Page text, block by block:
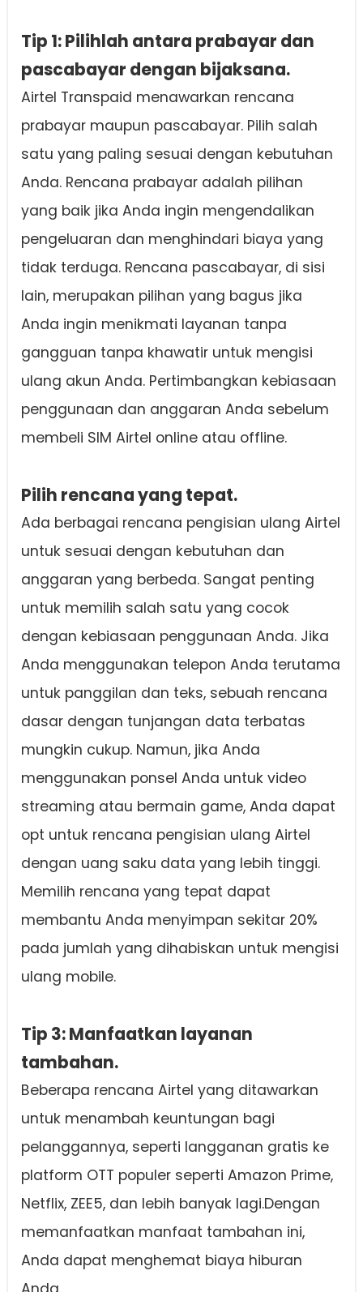
Tip 1: Pilihlah antara prabayar dan
pascabayar dengan bijaksana.
Airtel Transpaid menawarkan rencana
prabayar maupun pascabayar. Pilih salah
satu yang paling sesuai dengan kebutuhan
Anda. Rencana prabayar adalah pilihan
yang baik jika Anda ingin mengendalikan
pengeluaran dan menghindari biaya yang
tidak terduga. Rencana pascabayar, di sisi
lain, merupakan pilihan yang bagus jika
Anda ingin menikmati layanan tanpa
gangguan tanpa khawatir untuk mengisi
ulang akun Anda. Pertimbangkan kebiasaan
penggunaan dan anggaran Anda sebelum
membeli SIM Airtel online atau offline.
Pilih rencana yang tepat.
Ada berbagai rencana pengisian ulang Airtel
untuk sesuai dengan kebutuhan dan
anggaran yang berbeda. Sangat penting
untuk memilih salah satu yang cocok
dengan kebiasaan penggunaan Anda. Jika
Anda menggunakan telepon Anda terutama
untuk panggilan dan teks, sebuah rencana
dasar dengan tunjangan data terbatas
mungkin cukup. Namun, jika Anda
menggunakan ponsel Anda untuk video
streaming atau bermain game, Anda dapat
opt untuk rencana pengisian ulang Airtel
dengan uang saku data yang lebih tinggi.
Memilih rencana yang tepat dapat
membantu Anda menyimpan sekitar 20%
pada jumlah yang dihabiskan untuk mengisi
ulang mobile.
Tip 3: Manfaatkan layanan
tambahan.
Beberapa rencana Airtel yang ditawarkan
untuk menambah keuntungan bagi
pelanggannya, seperti langganan gratis ke
platform OTT populer seperti Amazon Prime,
Netflix, ZEE5, dan lebih banyak lagi.Dengan
memanfaatkan manfaat tambahan ini,
Anda dapat menghemat biaya hiburan